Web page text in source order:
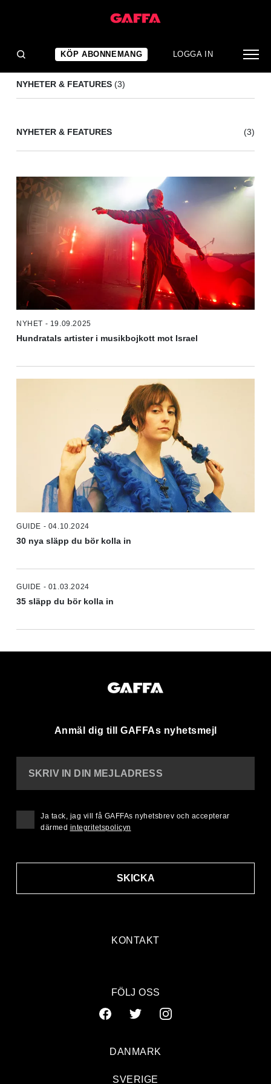
KÖP ABONNEMANG LOGGA IN
NYHETER & FEATURES (3)
NYHETER & FEATURES (3)
NYHET - 19.09.2025
Hundratals artister i musikbojkott mot Israel
GUIDE - 04.10.2024
30 nya släpp du bör kolla in
GUIDE - 01.03.2024
35 släpp du bör kolla in
Anmäl dig till GAFFAs nyhetsmejl
KONTAKT
SKRIV IN DIN MEJLADRESS
SKICKA
Ja tack, jag vill få GAFFAs nyhetsbrev och accepterar
därmed integritetspolicyn
FÖLJ OSS
DANMARK
SVERIGE